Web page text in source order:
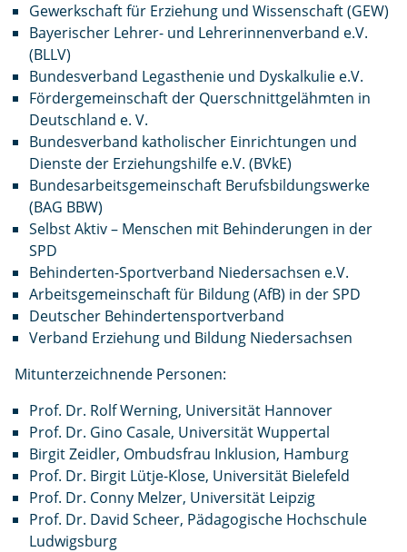
Gewerkschaft für Erziehung und Wissenschaft (GEW)
Bayerischer Lehrer- und Lehrerinnenverband e.V.
(BLLV)
Bundesverband Legasthenie und Dyskalkulie e.V.
Fördergemeinschaft der Querschnittgelähmten in
Deutschland e. V.
Bundesverband katholischer Einrichtungen und
Dienste der Erziehungshilfe e.V. (BVkE)
Bundesarbeitsgemeinschaft Berufsbildungswerke
(BAG BBW)
Selbst Aktiv – Menschen mit Behinderungen in der
SPD
Behinderten-Sportverband Niedersachsen e.V.
Arbeitsgemeinschaft für Bildung (AfB) in der SPD
Deutscher Behindertensportverband
Verband Erziehung und Bildung Niedersachsen
Mitunterzeichnende Personen:
Prof. Dr. Rolf Werning, Universität Hannover
Prof. Dr. Gino Casale, Universität Wuppertal
Birgit Zeidler, Ombudsfrau Inklusion, Hamburg
Prof. Dr. Birgit Lütje-Klose, Universität Bielefeld
Prof. Dr. Conny Melzer, Universität Leipzig
Prof. Dr. David Scheer, Pädagogische Hochschule
Ludwigsburg